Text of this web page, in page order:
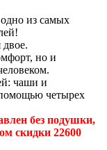
из самых
двое.
но и
чаши и
четырех
без подушки,
скидки 22600